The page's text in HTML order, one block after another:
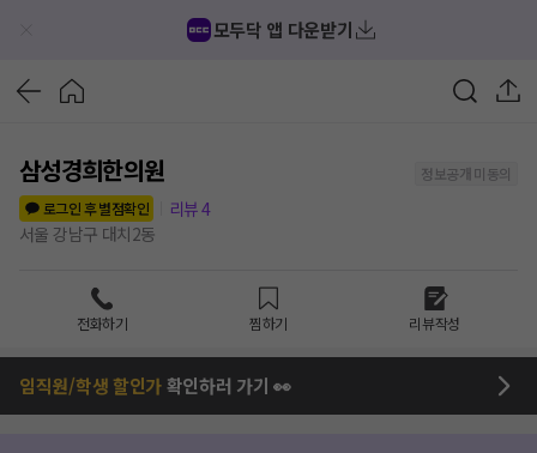
모두닥 앱 다운받기
삼성경희한의원
정보공개 미동의
로그인 후 별점확인
리뷰4
서울 강남구 대치2동
전화하기 찜하기 리뷰작성
임직원/학생 할인가확인하러 가기 👀